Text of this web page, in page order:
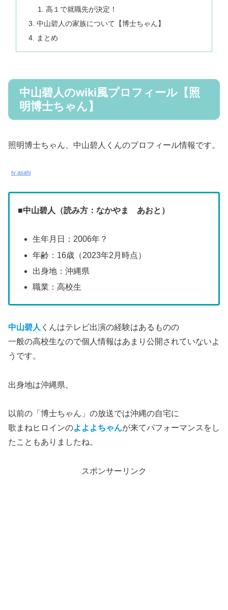
高１で就職先が決定！
中山碧人の家族について【博士ちゃん】
まとめ
中山碧人のwiki風プロフィール【照
明博士ちゃん】
照明博士ちゃん、中山碧人くんのプロフィール情報です。
tv asahi
■中山碧人（読み方：なかやま あおと）
生年月日：2006年？
年齢：16歳（2023年2月時点）
出身地：沖縄県
職業：高校生
中山碧人 くんはテレビ出演の経験はあるものの
一般の高校生なので個人情報はあまり公開されていないよ
うです。
出身地は沖縄県。
以前の「博士ちゃん」の放送では沖縄の自宅に
歌まねヒロインのよよよちゃんが来てパフォーマンスをし
たこともありましたね。
スポンサーリンク